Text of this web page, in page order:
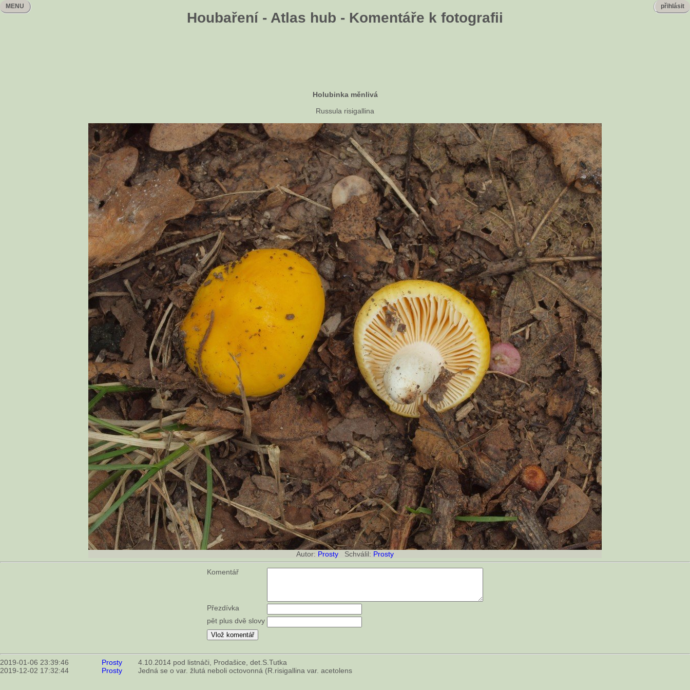
Houbaření - Atlas hub - Komentáře k fotografii
přihlásit
MENU
Holubinka měnlivá
Russula risigallina
Autor: Prosty Schválil: Prosty
Komentář
Přezdívka
pět plus dvě slovy
2019-01-06 23:39:46 Prosty
4.10.2014 pod listnáči, Prodašice, det.S.Tutka
2019-12-02 17:32:44
Prosty Jedná se o var. žlutá neboli octovonná (R.risigallina var. acetolens